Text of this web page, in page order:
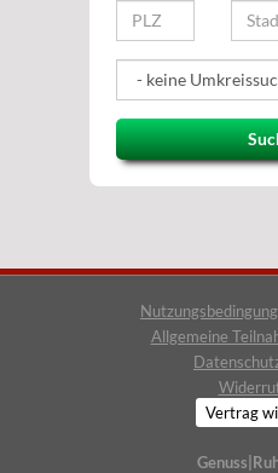
Allgemeine
Vertrag